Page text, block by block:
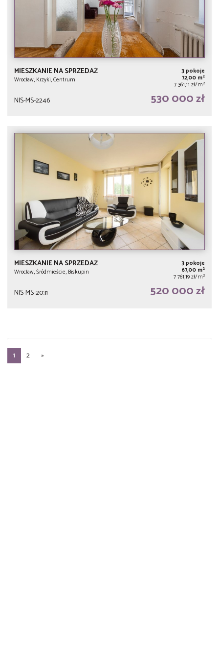
MIESZKANIE NA SPRZEDAŻ
Wrocław, Krzyki, Centrum
3 pokoje
72,00 m2
7 361,11 zł/m2
NIS-MS-2246 530 000 zł
MIESZKANIE NA SPRZEDAŻ
Wrocław, Śródmieście, Biskupin
3 pokoje
67,00 m2
7 761,19 zł/m2
NIS-MS-2031 520 000 zł
1 2 »